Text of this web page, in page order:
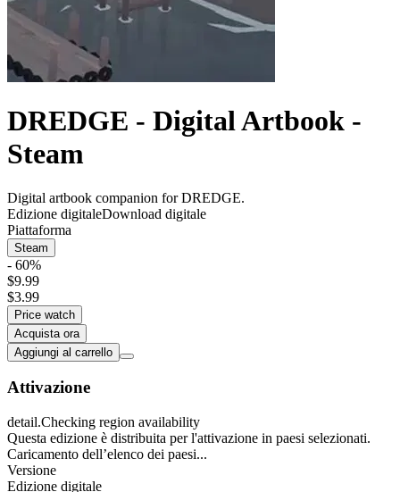
DREDGE - Digital Artbook -
Steam
Digital artbook companion for DREDGE.
Edizione digitaleDownload digitale
Piattaforma
Steam
- 60%
$9.99
$3.99
Price watch
Acquista ora
Aggiungi al carrello
Attivazione
detail.Checking region availability
Questa edizione è distribuita per l'attivazione in paesi selezionati.
Caricamento dell’elenco dei paesi...
Versione
Edizione digitale